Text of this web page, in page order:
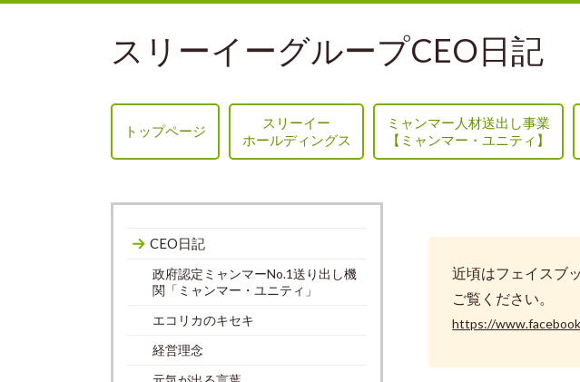
スリーイーグループCEO日記
トップページ
スリーイー
ホールディングス
ミャンマー人材送出し事業
【ミャンマー・ユニティ】
近頃はフェイスブ
ご覧ください。
https://
CEO日記
政府認定ミャンマーNo.1送り出し機
関「ミャンマー・ユニティ」
エコリカのキセキ
経営理念